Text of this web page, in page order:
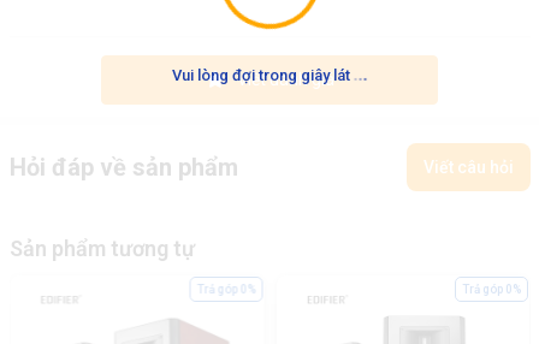
Vui lòng đợi trong giây lát ...
Viết đánh giá
Hỏi đáp về sản phẩm Viết câu hỏi
Sản phẩm tương tự
Trả góp 0% Trả góp 0%